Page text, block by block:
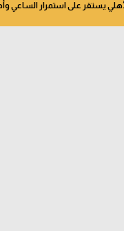
يستقر على استمرار الساعي